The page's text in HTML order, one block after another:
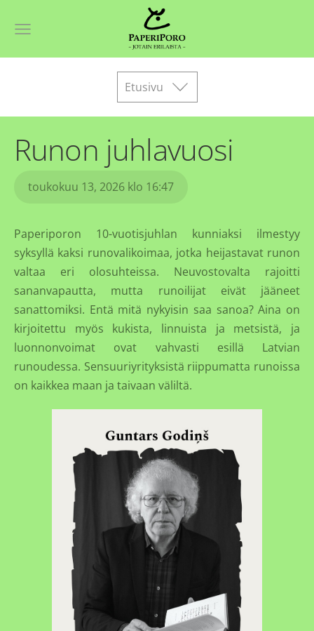
Etusivu
Runon juhlavuosi
toukokuu 13, 2026 klo 16:47
Paperiporon 10-vuotisjuhlan kunniaksi ilmestyy
syksyllä kaksi runovalikoimaa, jotka heijastavat runon
valtaa eri olosuhteissa. Neuvostovalta rajoitti
sananvapautta, mutta runoilijat eivät jääneet
sanattomiksi. Entä mitä nykyisin saa sanoa? Aina on
kirjoitettu myös kukista, linnuista ja metsistä, ja
luonnonvoimat ovat vahvasti esillä Latvian
runoudessa. Sensuuriyrityksistä riippumatta runoissa
on kaikkea maan ja taivaan väliltä.